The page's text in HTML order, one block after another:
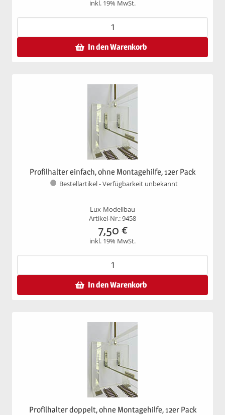
inkl. 19% MwSt.
In den Warenkorb
Profilhalter einfach, ohne Montagehilfe, 12er Pack
Bestellartikel - Verfügbarkeit unbekannt
Lux-Modellbau
Artikel-Nr.: 9458
7,50 €
inkl. 19% MwSt.
In den Warenkorb
Profilhalter doppelt, ohne Montagehilfe, 12er Pack